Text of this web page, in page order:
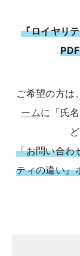
『ロイヤリ
ご希望の方は
ームに「氏
「お問い合わ
ティの違い』